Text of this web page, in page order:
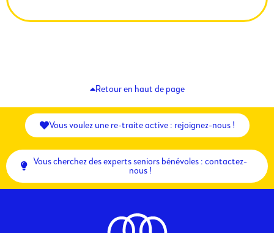
Retour en haut de page
Vous voulez une re-traite active : rejoignez-nous !
Vous cherchez des experts seniors bénévoles : contactez-
nous !